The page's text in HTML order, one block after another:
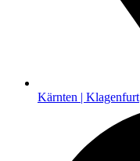
Kärnten | Klagenfurt